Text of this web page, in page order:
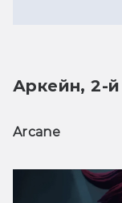
Аркейн, 2-й
Arcane